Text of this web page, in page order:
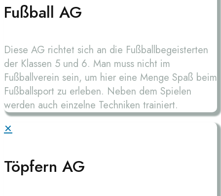
Fußball AG
Diese AG richtet sich an die Fußballbegeisterten
der Klassen 5 und 6. Man muss nicht im
Fußballverein sein, um hier eine Menge Spaß beim
Fußballsport zu erleben. Neben dem Spielen
werden auch einzelne Techniken trainiert.
✕
Töpfern AG